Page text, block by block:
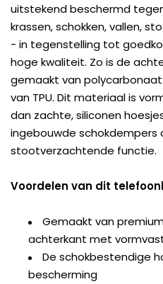
uitstekend beschermd
krassen, schokken, vallen,
- in tegenstelling tot
hoge kwaliteit. Zo is de
gemaakt van
van TPU. Dit materiaal is
dan zachte, siliconen
ingebouwde
stootverzachtende functie.
Voordelen van dit
Gemaakt van
achterkant met
De schokbestendige
bescherming